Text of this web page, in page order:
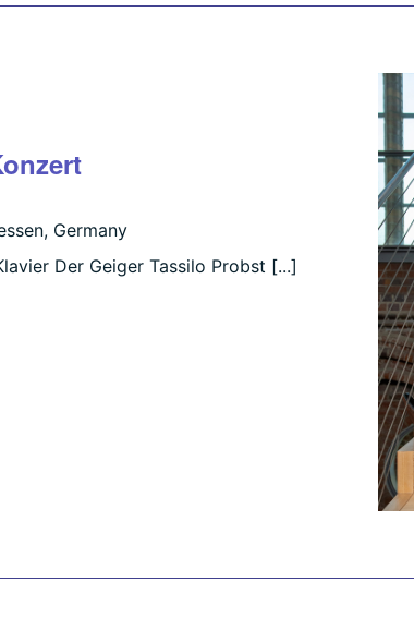
Germany
Der Geiger Tassilo Probst [...]